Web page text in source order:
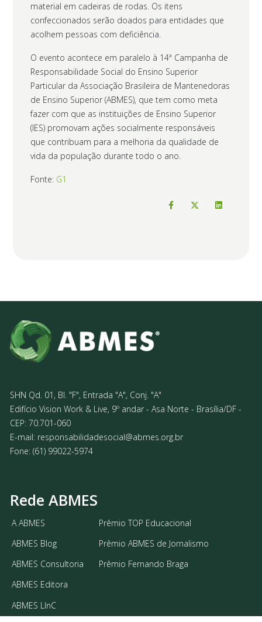
material em cadeiras de rodas. Os itens
confeccionados serão doados para entidades que
acolhem pessoas com deficiência.
O evento acontece em paralelo à 14ª Campanha de
Responsabilidade Social do Ensino Superior
Particular da Associação Brasileira de Mantenedoras
de Ensino Superior (ABMES), que tem como meta
fazer com que as instituições de Ensino Superior
(IES) promovam ações socialmente responsáveis
que contribuam para a melhoria da qualidade de
vida da população durante todo o ano.
Fonte: G1
SHN Qd. 01, Bl. "F", Entrada "A", Conj. "A"
Edifício Vision Work & Live, 9º andar - Asa Norte - Brasília/DF -
CEP: 70.701-060
E-mail: responsabilidadesocial@abmes.org.br
Fone: (61) 99022-5974
Rede ABMES
A ABMES
Prêmio TOP Educacional
ABMES Blog
Prêmio ABMES de Jornalismo
ABMES Consultoria
Prêmio Fernando Braga
ABMES Editora
ABMES LInC